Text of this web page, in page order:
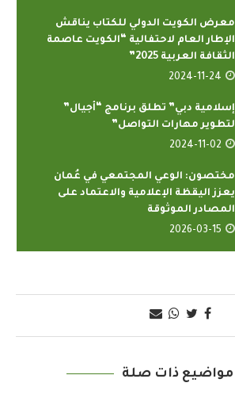
معرض الكويت الدولي للكتاب يناقش
الإطار العام لاحتفالية “الكويت عاصمة
الثقافة العربية 2025”
2024-11-24
إسلامية دبي” تطلق برنامج “أجيال”
لتطوير مهارات التواصل”
2024-11-02
مختصون: الوعي المجتمعي في عُمان
يعزز اليقظة الإعلامية والاعتماد على
المصادر الموثوقة
2026-03-15
مواضيع ذات صلة